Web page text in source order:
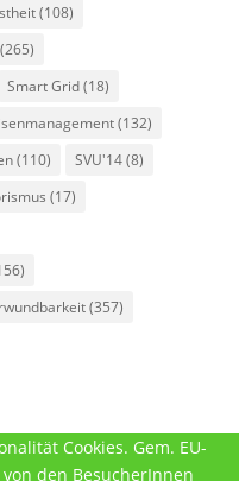
(108)
Smart Grid(18)
(132)
(110) SVU'14(8)
(17)
(357)
Cookies. Gem. EU-
den BesucherInnen